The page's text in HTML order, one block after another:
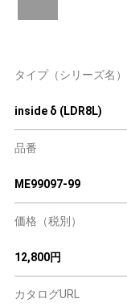
タイプ（シリーズ名）
inside δ (LDR8L)
品番
ME99097-99
価格（税別）
12,800円
カタログURL